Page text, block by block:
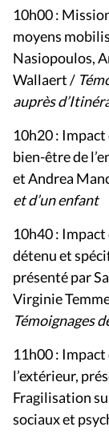
10h00 :
moyens
Nasiopoulos,
Wallaert /
auprès
10h20 : Impact
bien-être de
et Andrea
et d’un enfant
10h40 :
détenu et
présenté par
Virginie
Témoignages
11h00 :
l’extérieur,
Fragilisation
sociaux et